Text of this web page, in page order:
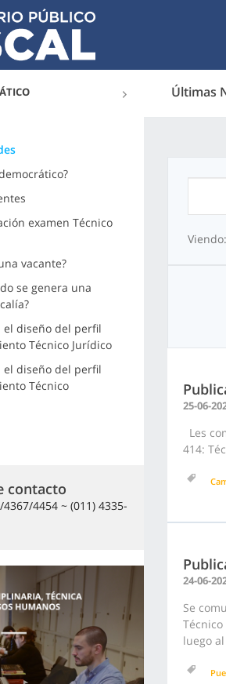
Últimas
examen Técnico
vacante?
se genera una
diseño del perfil
Técnico Jurídico
diseño del perfil
Técnico
contacto
4454 ~ (011) 4335-
Viendo:
25-06-
Les
414:
24-06-
Se
luego